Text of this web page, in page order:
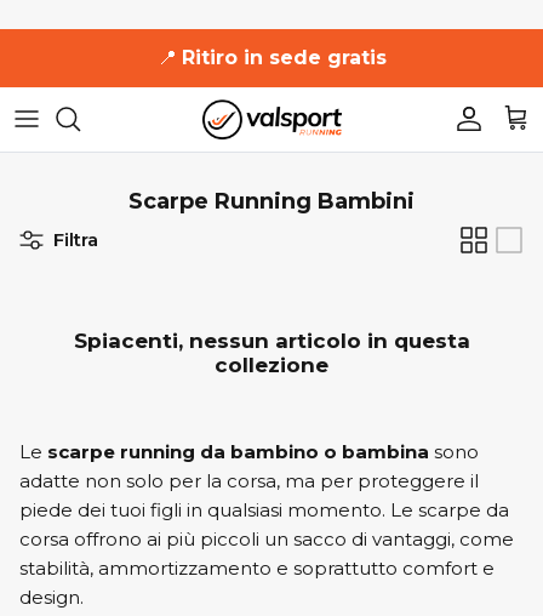
📍 Ritiro in sede gratis
361°
Adidas
Brooks
Hoka One One
Mizuno
New Balance
361°
Adidas
Diadora
Mizuno
New Balance
ON
Uomo
Donna
Uomo
Donna
Uomo
Donna
Uomo
Donna
Uomo
Donna
Scarpe Running Bambini
Filtra
Spiacenti, nessun articolo in questa
collezione
Le scarpe running da bambino o bambina sono
adatte non solo per la corsa, ma per proteggere il
piede dei tuoi figli in qualsiasi momento. Le scarpe da
corsa offrono ai più piccoli un sacco di vantaggi, come
stabilità, ammortizzamento e soprattutto comfort e
design.